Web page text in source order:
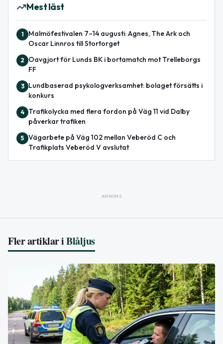
Mest läst
1
Malmöfestivalen 7–14 augusti: Agnes, The Ark och
Oscar Linnros till Stortorget
2
Oavgjort för Lunds BK i bortamatch mot Trelleborgs
FF
3
Lundbaserad psykologverksamhet: bolaget försätts i
konkurs
4
Trafikolycka med flera fordon på Väg 11 vid Dalby
påverkar trafiken
5 Vägarbete på Väg 102 mellan Veberöd C och
Trafikplats Veberöd V avslutat
ANNONS
Fler artiklar iBlåljus